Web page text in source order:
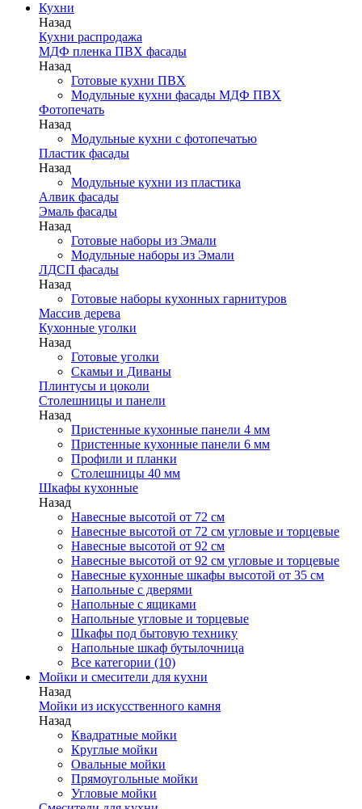
Кухни
Назад
Кухни распродажа
МДФ пленка ПВХ фасады
Назад
Готовые кухни ПВХ
Модульные кухни фасады МДФ ПВХ
Фотопечать
Назад
Модульные кухни с фотопечатью
Пластик фасады
Назад
Модульные кухни из пластика
Алвик фасады
Эмаль фасады
Назад
Готовые наборы из Эмали
Модульные наборы из Эмали
ЛДСП фасады
Назад
Готовые наборы кухонных гарнитуров
Массив дерева
Кухонные уголки
Назад
Готовые уголки
Скамьи и Диваны
Плинтусы и цоколи
Столешницы и панели
Назад
Пристенные кухонные панели 4 мм
Пристенные кухонные панели 6 мм
Профили и планки
Столешницы 40 мм
Шкафы кухонные
Назад
Навесные высотой от 72 см
Навесные высотой от 72 см угловые и торцевые
Навесные высотой от 92 см
Навесные высотой от 92 см угловые и торцевые
Навесные кухонные шкафы высотой от 35 см
Напольные с дверями
Напольные с ящиками
Напольные угловые и торцевые
Шкафы под бытовую технику
Напольные шкаф бутылочница
Все категории (10)
Мойки и смесители для кухни
Назад
Мойки из искусственного камня
Назад
Квадратные мойки
Круглые мойки
Овальные мойки
Прямоугольные мойки
Угловые мойки